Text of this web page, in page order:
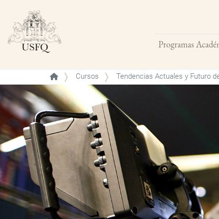
Programas
Buscar
Cursos Tendencias Actuales y Futuro